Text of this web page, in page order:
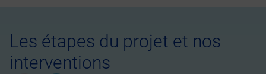
Les étapes du projet et nos
interventions